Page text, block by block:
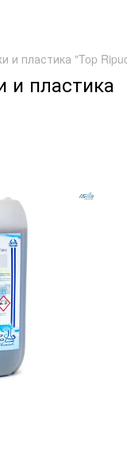
и пластика "Top
и пластика